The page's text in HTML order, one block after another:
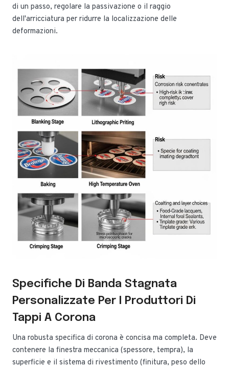
di un passo, regolare la passivazione o il raggio
dell'arricciatura per ridurre la localizzazione delle
deformazioni.
Specifiche Di Banda Stagnata
Personalizzate Per I Produttori Di
Tappi A Corona
Una robusta specifica di corona è concisa ma completa. Deve
contenere la finestra meccanica (spessore, tempra), la
superficie e il sistema di rivestimento (finitura, peso dello